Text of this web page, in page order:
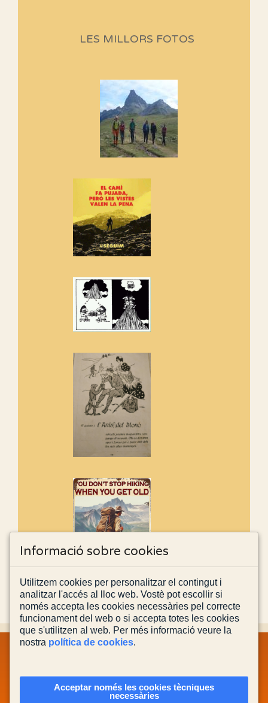
programació d'aquest any
Si no podem caminar, alguna
cosa hem de fer...
Els Centpeus signen el
Manifest a favor dels Camins
adhereix-te al manifest!
Rebem un diploma dels
Amics de Sant Aniol d'Aguja
Els Centpeus estem implicats
LES MILLORS FOTOS
POLÍTICA DE COOKIES
CONTACTA'NS
Informació sobre cookies
Utilitzem cookies per personalitzar el contingut i
analitzar l'accés al lloc web. Vostè pot escollir si
només accepta les cookies necessàries pel correcte
funcionament del web o si accepta totes les cookies
que s'utilitzen al web. Per més informació veure la
nostra política de cookies.
Acceptar només les cookies tècniques
necessàries